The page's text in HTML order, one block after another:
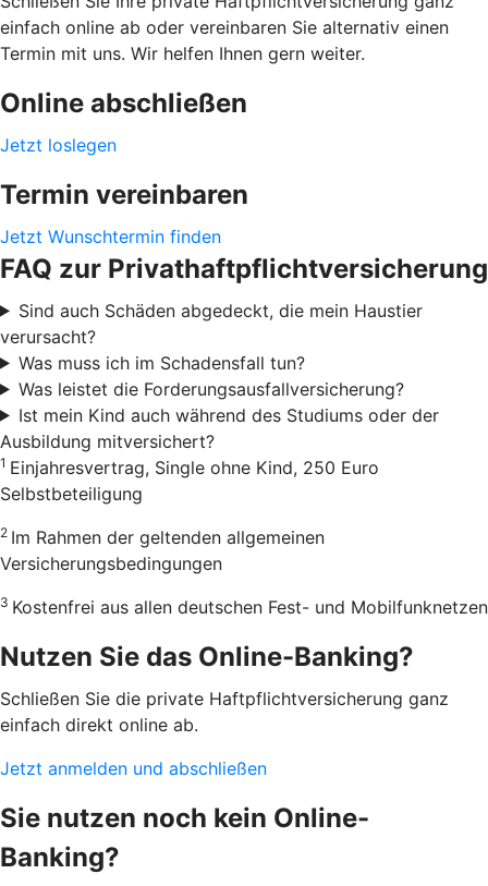
einfach online ab oder vereinbaren Sie alternativ einen
Termin mit uns. Wir helfen Ihnen gern weiter.
Online abschließen
Jetzt loslegen
Termin vereinbaren
Jetzt Wunschtermin finden
FAQ zur Privathaftpflichtversicherung
Sind auch Schäden abgedeckt, die mein Haustier
verursacht?
Was muss ich im Schadensfall tun?
Was leistet die Forderungsausfallversicherung?
Ist mein Kind auch während des Studiums oder der
Ausbildung mitversichert?
1 Einjahresvertrag, Single ohne Kind, 250 Euro
Selbstbeteiligung
2 Im Rahmen der geltenden allgemeinen
Versicherungsbedingungen
3 Kostenfrei aus allen deutschen Fest- und Mobilfunknetzen
Nutzen Sie das Online-Banking?
Schließen Sie die private Haftpflichtversicherung ganz
einfach direkt online ab.
Jetzt anmelden und abschließen
Sie nutzen noch kein Online-
Banking?